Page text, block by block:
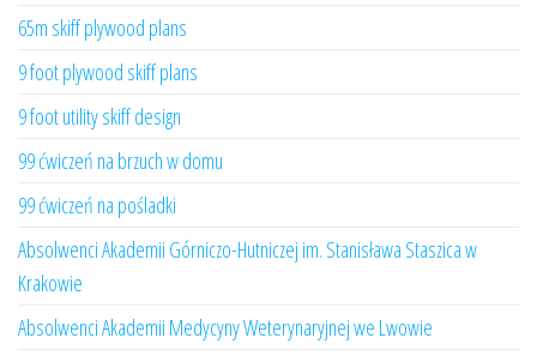
65m skiff plywood plans
9 foot plywood skiff plans
9 foot utility skiff design
99 ćwiczeń na brzuch w domu
99 ćwiczeń na pośladki
Absolwenci Akademii Górniczo-Hutniczej im. Stanisława Staszica w
Krakowie
Absolwenci Akademii Medycyny Weterynaryjnej we Lwowie